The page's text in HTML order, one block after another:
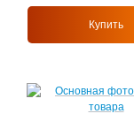
Купить